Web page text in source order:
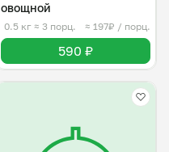
овощной
0.5 кг ≈ 3 порц. ≈ 197₽ / порц.
590 ₽